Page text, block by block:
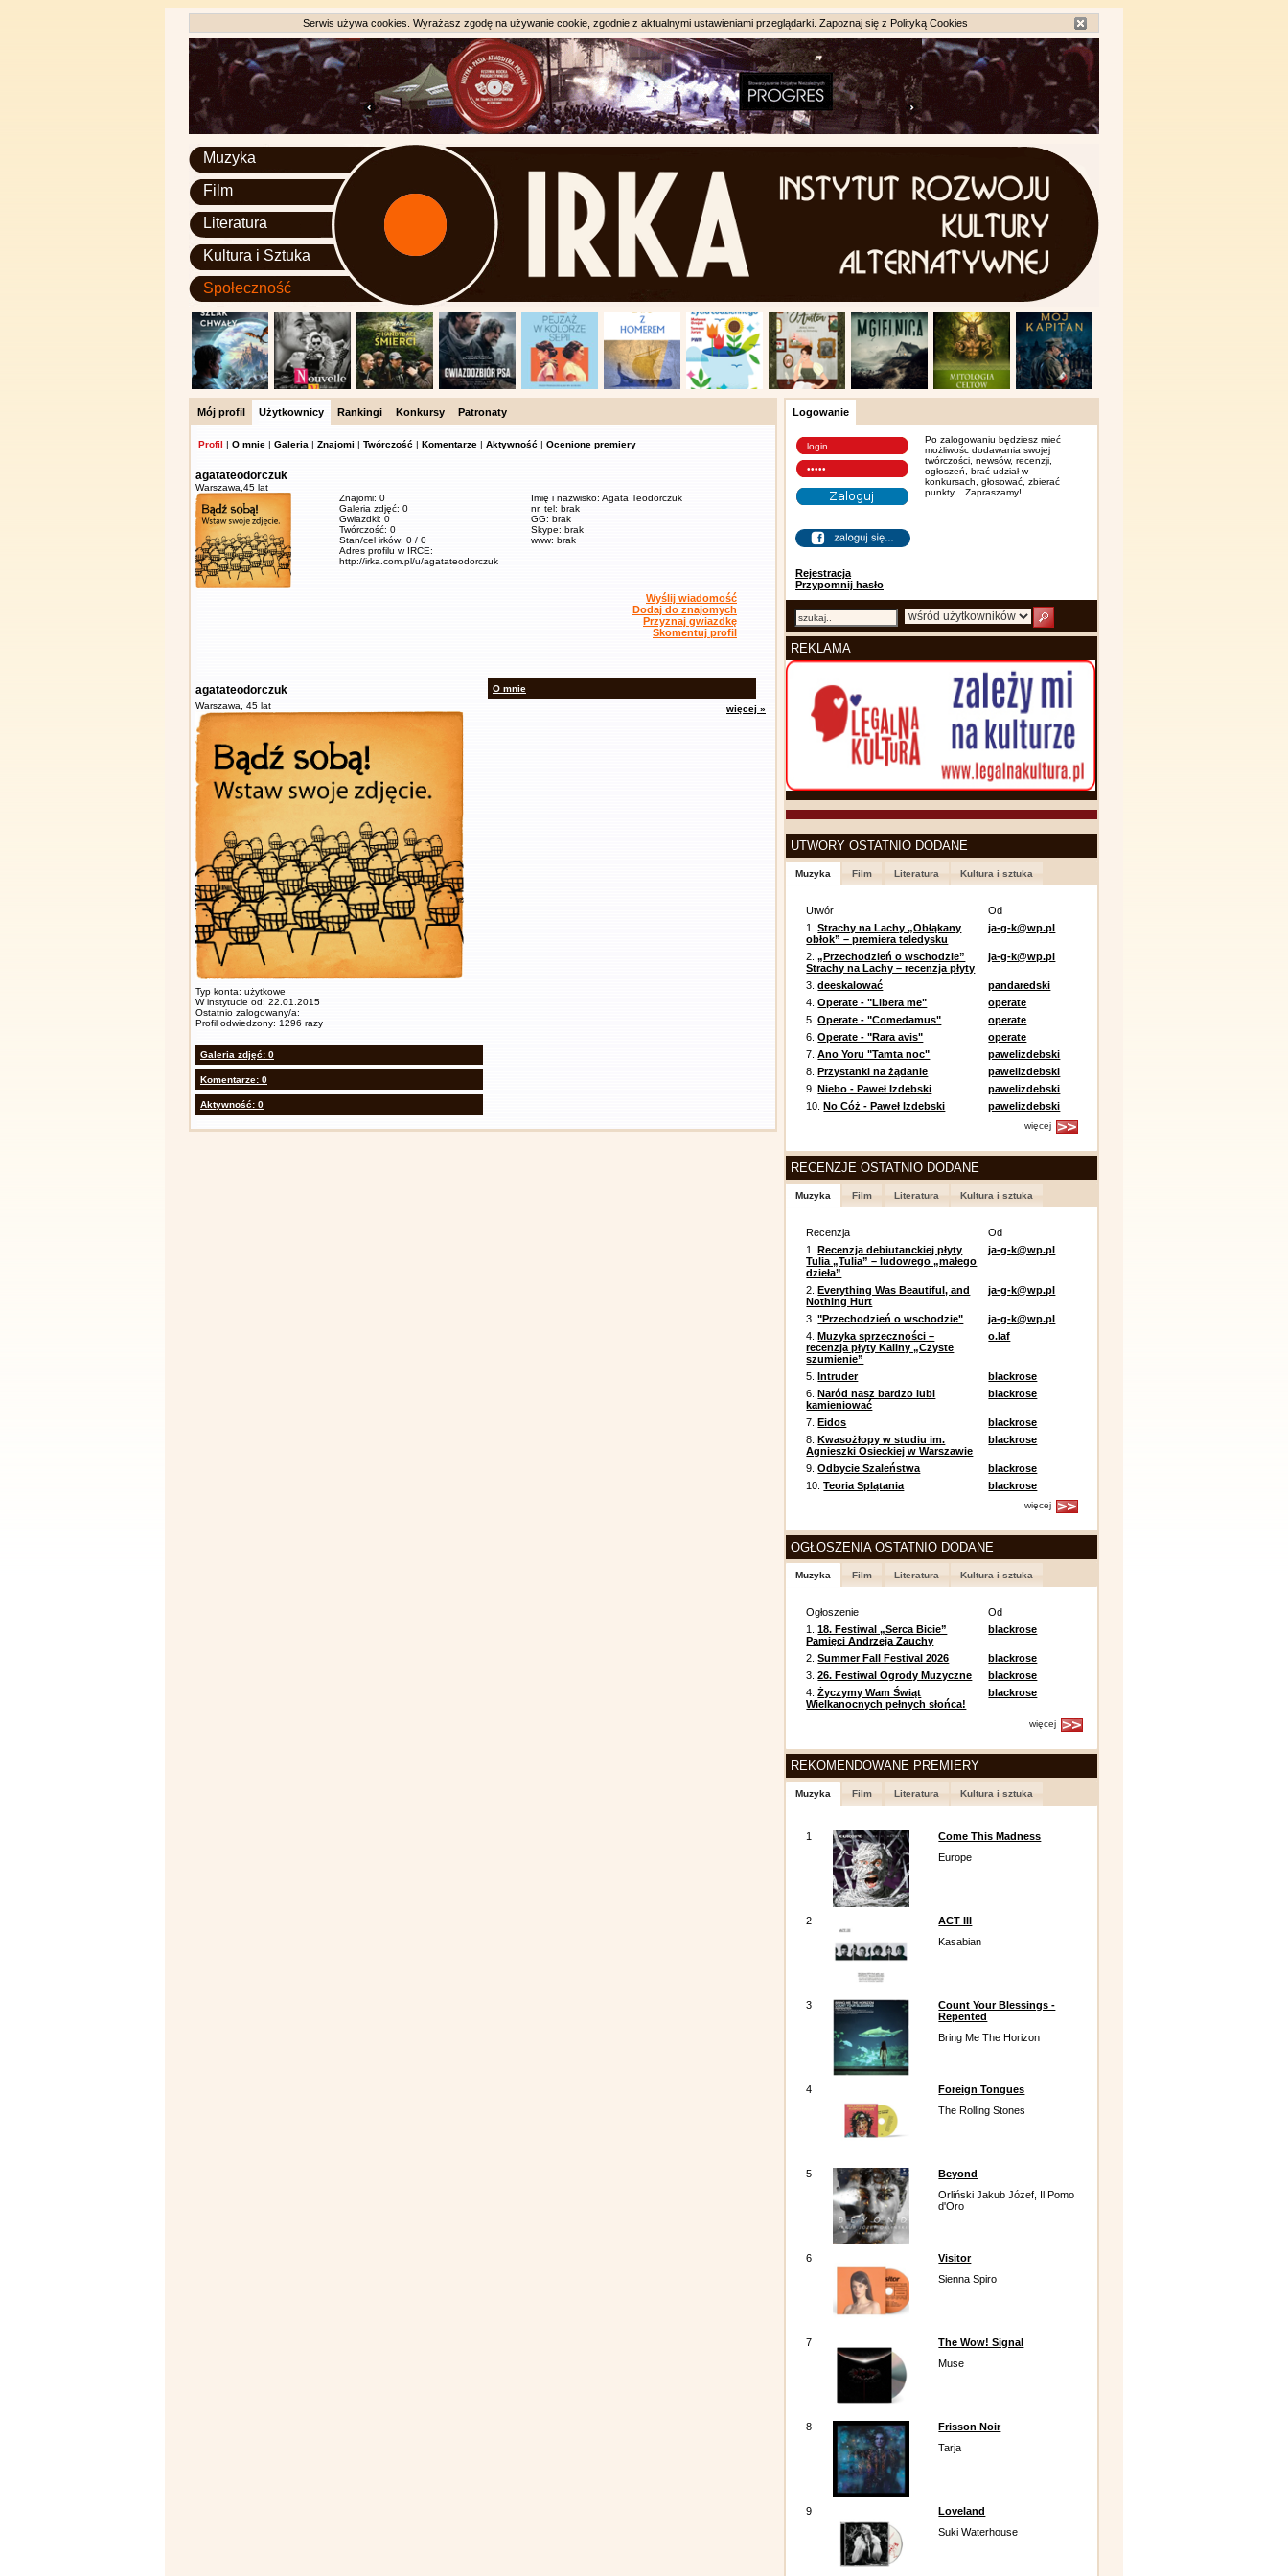
Serwis używa cookies. Wyrażasz zgodę na używanie cookie, zgodnie z aktualnymi ustawieniami przeglądarki. Zapoznaj się z Polityką Cookies
Muzyka
Film
Literatura
Kultura i Sztuka
Społeczność
Mój profil Użytkownicy Rankingi Konkursy Patronaty
Profil | O mnie | Galeria | Znajomi | Twórczość | Komentarze | Aktywność | Ocenione premiery
agatateodorczuk
Warszawa, 45 lat
Znajomi: 0
Galeria zdjęć: 0
Gwiazdki: 0
Twórczość: 0
Stan/cel irków: 0 / 0
Adres profilu w IRCE:
http://irka.com.pl/u/agatateodorczuk
Imię i nazwisko: Agata Teodorczuk
nr. tel: brak
GG: brak
Skype: brak
www: brak
Wyślij wiadomość
Dodaj do znajomych
Przyznaj gwiazdkę
Skomentuj profil
agatateodorczuk
Warszawa, 45 lat
Typ konta: użytkowe
W instytucie od: 22.01.2015
Ostatnio zalogowany/a:
Profil odwiedzony: 1296 razy
Galeria zdjęć: 0
Komentarze: 0
Aktywność: 0
O mnie
więcej »
Logowanie
Rejestracja
Przypomnij hasło
Po zalogowaniu będziesz mieć
możliwośc dodawania swojej
twórczości, newsów, recenzji,
ogłoszeń, brać udział w
konkursach, głosować, zbierać
punkty... Zapraszamy!
REKLAMA
UTWORY OSTATNIO DODANE
Muzyka Film Literatura Kultura i sztuka
Utwór
Od
1.Strachy na Lachy „Obłąkany
obłok” – premiera teledysku
ja-g-k@wp.pl
2.„Przechodzień o wschodzie”
Strachy na Lachy – recenzja płyty
ja-g-k@wp.pl
3.deeskalować
pandaredski
4.Operate - "Libera me"
operate
5.Operate - "Comedamus"
operate
6.Operate - "Rara avis"
operate
7.Ano Yoru "Tamta noc"
pawelizdebski
8.Przystanki na żądanie
pawelizdebski
9.Niebo - Paweł Izdebski
pawelizdebski
10.No Cóż - Paweł Izdebski pawelizdebski
więcej
RECENZJE OSTATNIO DODANE
Muzyka Film Literatura Kultura i sztuka
Recenzja
Od
1.Recenzja debiutanckiej płyty
Tulia „Tulia” – ludowego „małego
dzieła”
ja-g-k@wp.pl
2.Everything Was Beautiful, and
Nothing Hurt
ja-g-k@wp.pl
3."Przechodzień o wschodzie"
ja-g-k@wp.pl
4.Muzyka sprzeczności –
recenzja płyty Kaliny „Czyste
szumienie”
o.laf
5.Intruder
blackrose
6.Naród nasz bardzo lubi
kamieniować
blackrose
7.Eidos
blackrose
8.Kwasożłopy w studiu im.
Agnieszki Osieckiej w Warszawie
blackrose
9.Odbycie Szaleństwa
blackrose
10.Teoria Splątania blackrose
więcej
OGŁOSZENIA OSTATNIO DODANE
Muzyka Film Literatura Kultura i sztuka
Ogłoszenie
Od
1.18. Festiwal „Serca Bicie”
Pamięci Andrzeja Zauchy
blackrose
2.Summer Fall Festival 2026
blackrose
3.26. Festiwal Ogrody Muzyczne
blackrose
4.Życzymy Wam Świąt
Wielkanocnych pełnych słońca!
blackrose
więcej
REKOMENDOWANE PREMIERY
Muzyka Film Literatura Kultura i sztuka
1
Come This Madness
Europe
2
ACT III
Kasabian
3
Count Your Blessings -
Repented
Bring Me The Horizon
4
Foreign Tongues
The Rolling Stones
5
Beyond
Orliński Jakub Józef, Il Pomo
d'Oro
6
Visitor
Sienna Spiro
7
The Wow! Signal
Muse
8
Frisson Noir
Tarja
9
Loveland
Suki Waterhouse